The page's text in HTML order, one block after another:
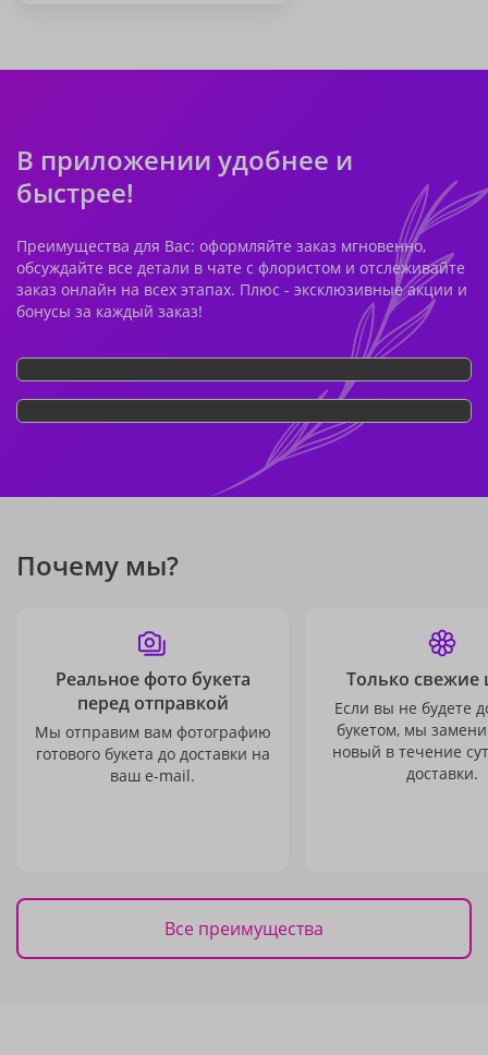
В приложении удобнее и
быстрее!
Преимущества для Вас: оформляйте заказ мгновенно,
обсуждайте все детали в чате с флористом и отслеживайте
заказ онлайн на всех этапах. Плюс - эксклюзивные акции и
бонусы за каждый заказ!
Почему мы?
Реальное фото букета
перед отправкой
Мы отправим вам фотографию
готового букета до доставки на
ваш e-mail.
Только свежие
Если вы не будете
букетом, мы
новый в течение
доставки.
Все преимущества